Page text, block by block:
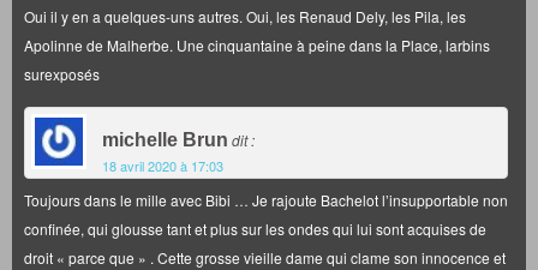
Oui il y en a quelques-uns autres. Oui, les Renaud Dely, les Pila, les
Apolinne de Malherbe. Une cinquantaine à peine dans la Place, larbins
surexposés
michelle Brun dit :
18 avril 2020 à 17:03
Toujours dans le mille avec Bibi … Je rajoute Bachelot l’insupportable non
confinée, qui glousse tant et plus sur les ondes qui lui sont acquises de
droit « parce que » . Cette grosse vieille dame qui clame son innocence et